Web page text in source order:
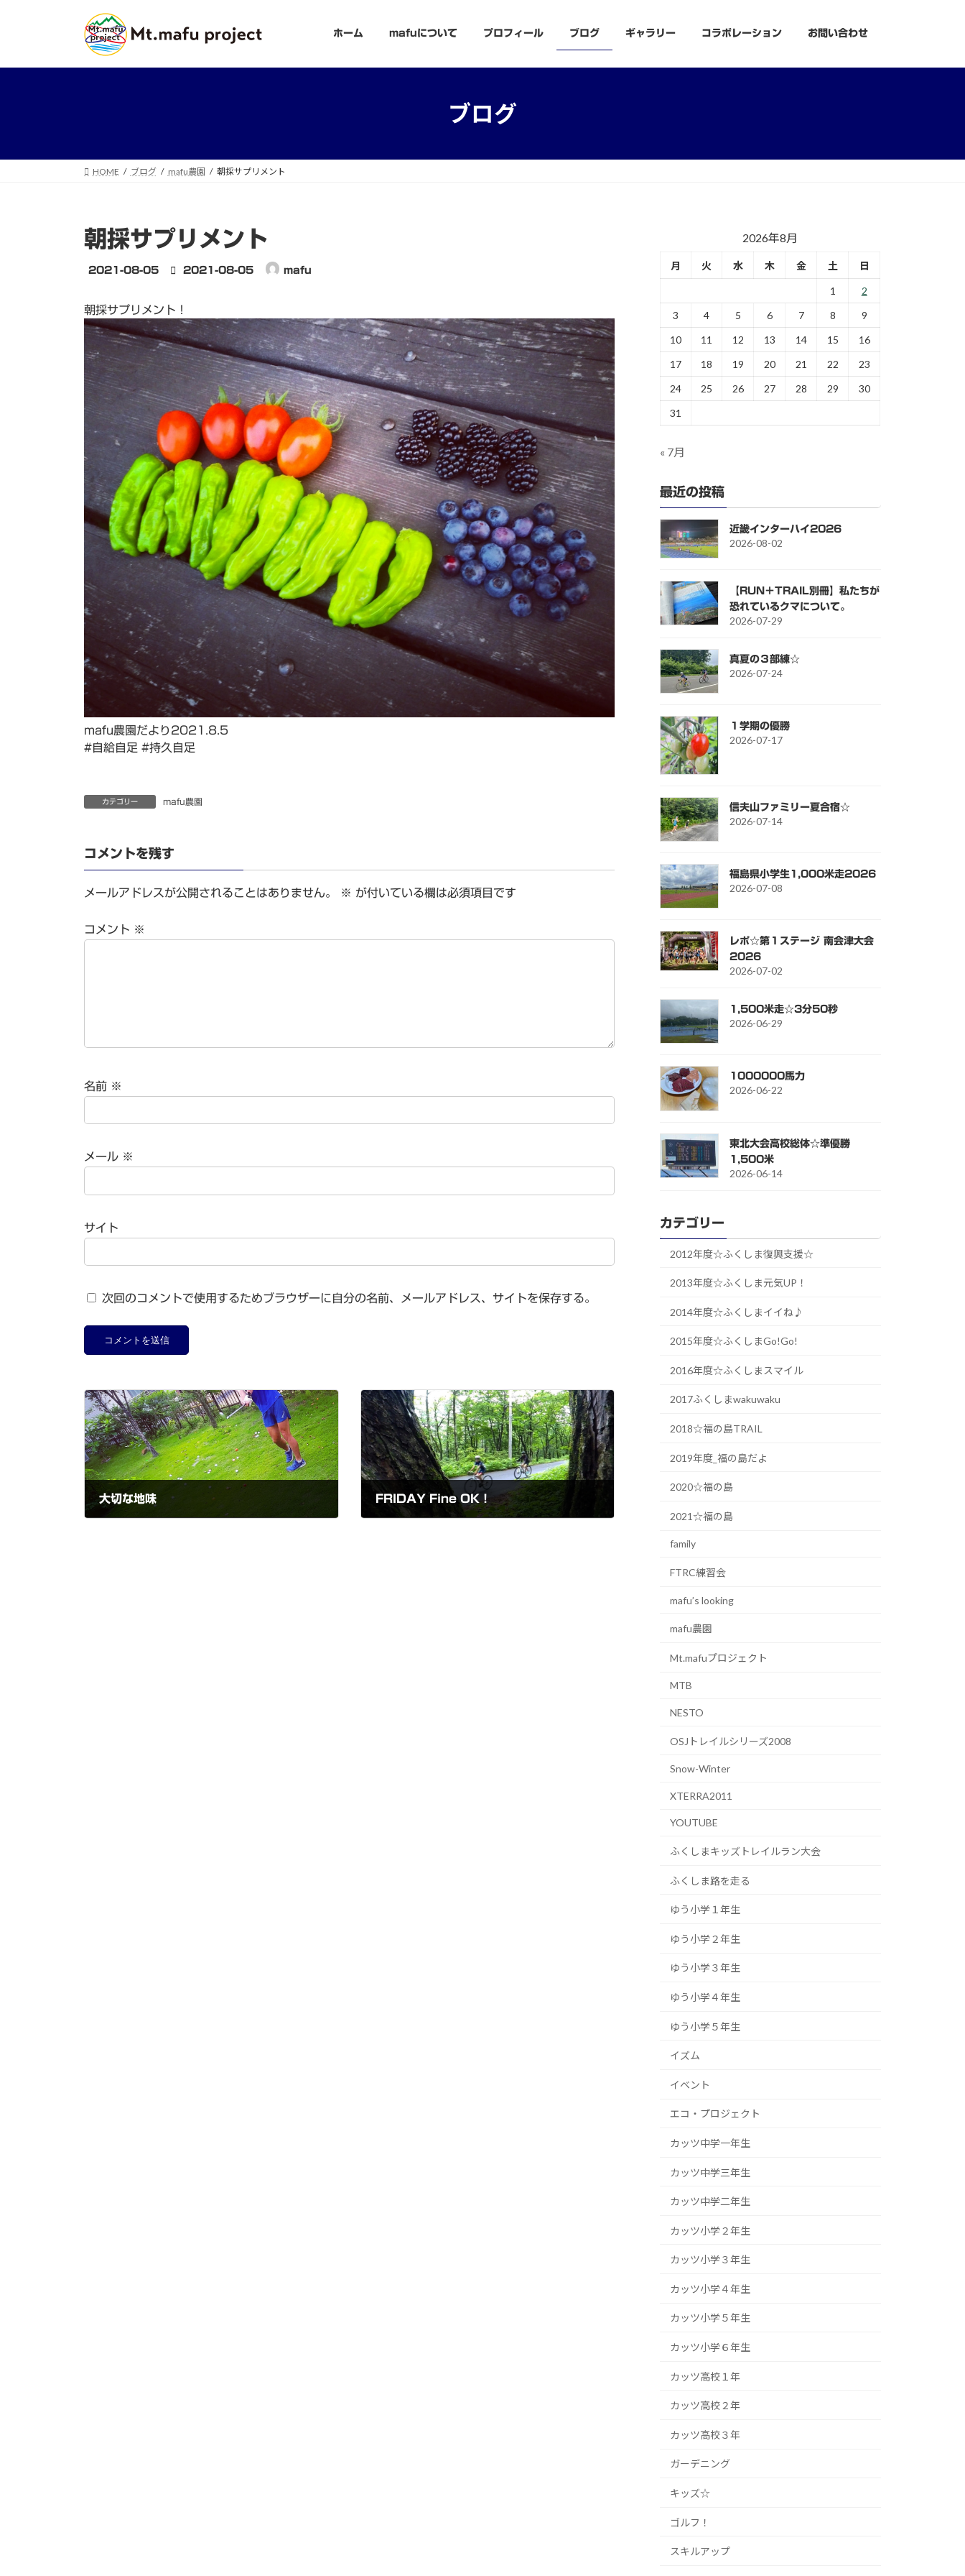
プ
動
ホーム mafuについて プロフィール ブログ ギャラリー コラボレーション お問い合わせ
ブログ
HOME ブログ mafu農園 朝採サプリメント
朝採サプリメント
2021-08-05
最
日
時
2021-08-05 mafu
朝採サプリメント！
mafu農園だより2021.8.5
#自給自足 #持久自足
カテゴリー mafu農園
コメントを残す
メールアドレスが公開されることはありません。 ※ が付いている欄は必須項目です
コメント ※
名前 ※
メール ※
サイト
次回のコメントで使用するためブラウザーに自分の名前、メールアドレス、サイトを保存する。
大切な地味 FRIDAY Fine OK！
2026年8月
月 火 水 木 金 土 日
1
2
3
4 5 6 7 8
9
10
11 12 13 14 15
16
17
18 19 20 21 22
23
24
25 26 27 28 29
30
31
« 7月
最近の投稿
近畿インターハイ2026
2026-08-02
【RUN＋TRAIL別冊】私たちが
恐れているクマについて。
2026-07-29
真夏の３部練☆
2026-07-24
１学期の優勝
2026-07-17
信夫山ファミリー夏合宿☆
2026-07-14
福島県小学生1,000米走2026
2026-07-08
レポ☆第１ステージ 南会津大会
2026
2026-07-02
1,500米走☆3分50秒
2026-06-29
1000000馬力
2026-06-22
東北大会高校総体☆準優勝
1,500米
2026-06-14
カテゴリー
2012年度☆ふくしま復興支援☆
2013年度☆ふくしま元気UP！
2014年度☆ふくしまイイね♪
2015年度☆ふくしまGo!Go!
2016年度☆ふくしまスマイル
2017ふくしまwakuwaku
2018☆福の島TRAIL
2019年度_福の島だよ
2020☆福の島
2021☆福の島
family
FTRC練習会
mafu’s looking
mafu農園
Mt.mafuプロジェクト
MTB
NESTO
OSJトレイルシリーズ2008
Snow-Winter
XTERRA2011
YOUTUBE
ふくしまキッズトレイルラン大会
ふくしま路を走る
ゆう小学１年生
ゆう小学２年生
ゆう小学３年生
ゆう小学４年生
ゆう小学５年生
イズム
イベント
エコ・プロジェクト
カッツ中学一年生
カッツ中学三年生
カッツ中学二年生
カッツ小学２年生
カッツ小学３年生
カッツ小学４年生
カッツ小学５年生
カッツ小学６年生
カッツ高校１年
カッツ高校２年
カッツ高校３年
ガーデニング
キッズ☆
ゴルフ！
スキルアップ